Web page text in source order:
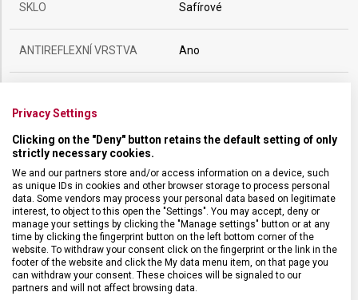
SKLO Safírové
ANTIREFLEXNÍ VRSTVA Ano
POUZDRO ocel, PVD
VODOTĚSNOST 100 m / 10 ATM
POHON Bateriový
HMOTNOST 12 g
Privacy Settings
Clicking on the "Deny" button retains the default setting of only
strictly necessary cookies.
We and our partners store and/or access information on a device, such
as unique IDs in cookies and other browser storage to process personal
data. Some vendors may process your personal data based on legitimate
interest, to object to this open the "Settings". You may accept, deny or
manage your settings by clicking the "Manage settings" button or at any
time by clicking the fingerprint button on the left bottom corner of the
website. To withdraw your consent click on the fingerprint or the link in the
footer of the website and click the My data menu item, on that page you
can withdraw your consent. These choices will be signaled to our
partners and will not affect browsing data.